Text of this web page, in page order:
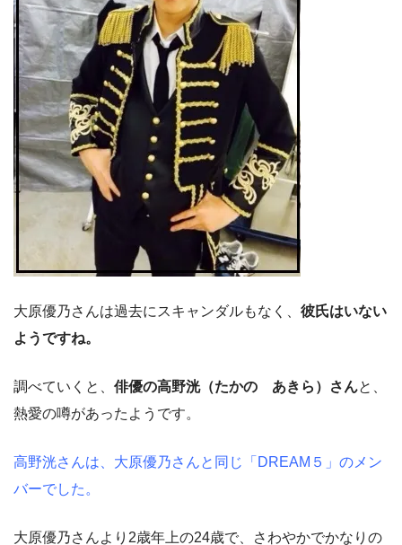
大原優乃さんは過去にスキャンダルもなく、 彼氏はいない
ようですね。
調べていくと、 俳優の高野洸（たかの あきら）さんと、
熱愛の噂があったようです。
高野洸さんは、大原優乃さんと同じ「DREAM５」のメン
バーでした。
大原優乃さんより2歳年上の24歳で、さわやかでかなりの